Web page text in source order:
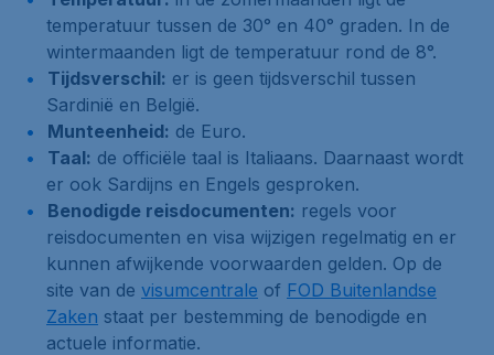
temperatuur tussen de 30° en 40° graden. In de
wintermaanden ligt de temperatuur rond de 8°.
Tijdsverschil: er is geen tijdsverschil tussen
Sardinië en België.
Munteenheid: de Euro.
Taal: de officiële taal is Italiaans. Daarnaast wordt
er ook Sardijns en Engels gesproken.
Benodigde reisdocumenten: regels voor
reisdocumenten en visa wijzigen regelmatig en er
kunnen afwijkende voorwaarden gelden. Op de
site van de visumcentrale of FOD Buitenlandse
Zaken staat per bestemming de benodigde en
actuele informatie.